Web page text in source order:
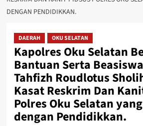
DENGAN PENDIDIKKAN.
DAERAH OKU SELATAN
Kapolres Oku Selatan
Bantuan Serta
Tahfizh Roudlotus
Kasat Reskrim Dan
Polres Oku Selatan
dengan Pendidikkan.